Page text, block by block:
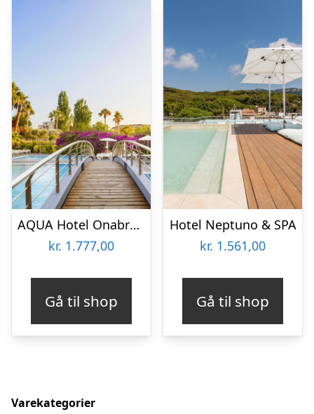
AQUA Hotel Onabrava & Spa
kr. 1.777,00
Gå til shop
Hotel Neptuno & SPA
kr. 1.561,00
Gå til shop
Varekategorier